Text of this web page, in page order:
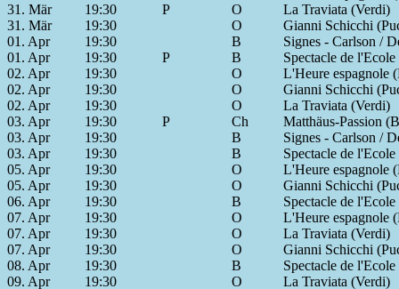
31. Mär
19:30 P O
La Traviata (Verdi)
31. Mär
19:30 O
Gianni Schicchi
01. Apr
19:30 B
Signes - Carlson /
01. Apr
19:30 P B
Spectacle de
02. Apr
19:30 O
L'Heure espagnole
02. Apr
19:30 O
Gianni Schicchi
02. Apr
19:30 O
La Traviata (Verdi)
03. Apr
19:30 P Ch
Matthäus-Passion
03. Apr
19:30 B
Signes - Carlson /
03. Apr
19:30 B
Spectacle de
05. Apr
19:30 O
L'Heure espagnole
05. Apr
19:30 O
Gianni Schicchi
06. Apr
19:30 B
Spectacle de
07. Apr
19:30 O
L'Heure espagnole
07. Apr
19:30 O
La Traviata (Verdi)
07. Apr
19:30 O
Gianni Schicchi
08. Apr
19:30 B
Spectacle de
09. Apr
19:30 O
La Traviata (Verdi)